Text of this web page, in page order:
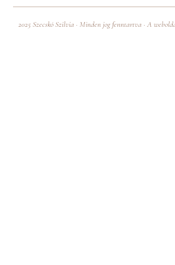
2025 Szecskó Szilvia · Minden jog fenntartva · A